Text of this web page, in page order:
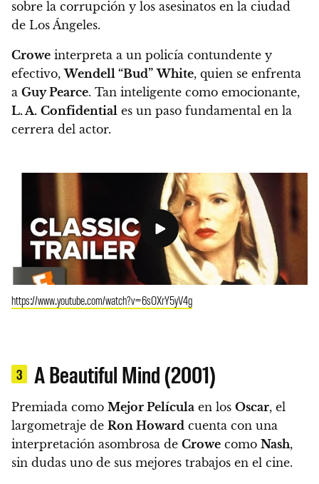
sobre la corrupción y los asesinatos en la ciudad
de Los Ángeles.
Crowe interpreta a un policía contundente y
efectivo,Wendell “Bud” White, quien se enfrenta
a Guy Pearce. Tan inteligente como emocionante,
L. A. Confidential es un paso fundamental en la
cerrera del actor.
https://www.youtube.com/watch?v=6sOXrY5yV4g
3 A Beautiful Mind (2001)
Premiada como Mejor Película en los Oscar, el
largometraje de Ron Howard cuenta con una
interpretación asombrosa de Crowe como Nash,
sin dudas uno de sus mejores trabajos en el cine.